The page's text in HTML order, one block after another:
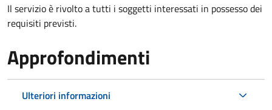
Il servizio è rivolto a tutti i soggetti interessati in possesso dei
requisiti previsti.
Approfondimenti
Ulteriori informazioni